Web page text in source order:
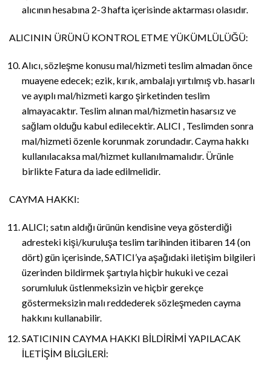
alıcının hesabına 2-3 hafta içerisinde aktarması olasıdır.
ALICININ ÜRÜNÜ KONTROL ETME YÜKÜMLÜLÜĞÜ:
Alıcı, sözleşme konusu mal/hizmeti teslim almadan önce
muayene edecek; ezik, kırık, ambalajı yırtılmış vb. hasarlı
ve ayıplı mal/hizmeti kargo şirketinden teslim
almayacaktır. Teslim alınan mal/hizmetin hasarsız ve
sağlam olduğu kabul edilecektir. ALICI , Teslimden sonra
mal/hizmeti özenle korunmak zorundadır. Cayma hakkı
kullanılacaksa mal/hizmet kullanılmamalıdır. Ürünle
birlikte Fatura da iade edilmelidir.
CAYMA HAKKI:
ALICI; satın aldığı ürünün kendisine veya gösterdiği
adresteki kişi/kuruluşa teslim tarihinden itibaren 14 (on
dört) gün içerisinde, SATICI’ya aşağıdaki iletişim bilgileri
üzerinden bildirmek şartıyla hiçbir hukuki ve cezai
sorumluluk üstlenmeksizin ve hiçbir gerekçe
göstermeksizin malı reddederek sözleşmeden cayma
hakkını kullanabilir.
SATICININ CAYMA HAKKI BİLDİRİMİ YAPILACAK
İLETİŞİM BİLGİLERİ: